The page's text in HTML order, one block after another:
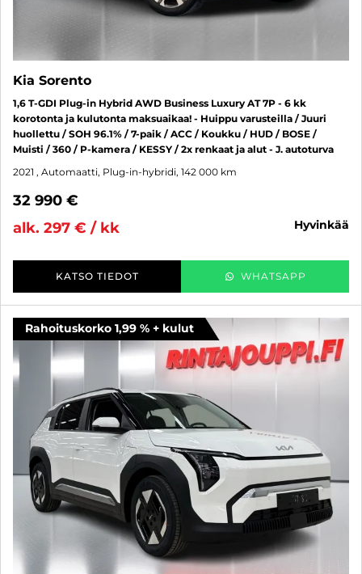
Kia Sorento
1,6 T-GDI Plug-in Hybrid AWD Business Luxury AT 7P - 6 kk
korotonta ja kulutonta maksuaikaa! - Huippu varusteilla / Juuri
huollettu / SOH 96.1% / 7-paik / ACC / Koukku / HUD / BOSE /
Muisti / 360 / P-kamera / KESSY / 2x renkaat ja alut - J. autoturva
2021 , Automaatti, Plug-in-hybridi, 142 000 km
32 990 €
alk. 297 € / kk
hyvinkää
KATSO TIEDOT WHATSAPP
Rahoituskorko 1,99 % + kulut